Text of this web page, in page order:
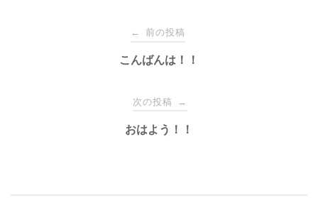
← 前の投稿
こんばんは！！
次の投稿 →
おはよう！！